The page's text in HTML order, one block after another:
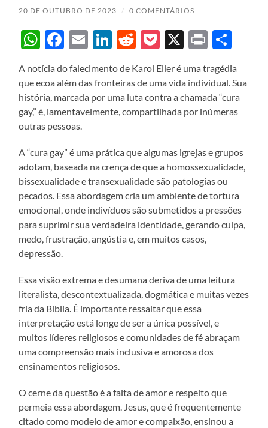
20 DE OUTUBRO DE 2023 / 0 COMENTÁRIOS
WhatsApp
Facebook
EmailLinkedIn
Reddit
Pocket
X Print
A notícia do falecimento de Karol Eller é uma tragédia
que ecoa além das fronteiras de uma vida individual. Sua
história, marcada por uma luta contra a chamada “cura
gay,” é, lamentavelmente, compartilhada por inúmeras
outras pessoas.
A “cura gay” é uma prática que algumas igrejas e grupos
adotam, baseada na crença de que a homossexualidade,
bissexualidade e transexualidade são patologias ou
pecados. Essa abordagem cria um ambiente de tortura
emocional, onde indivíduos são submetidos a pressões
para suprimir sua verdadeira identidade, gerando culpa,
medo, frustração, angústia e, em muitos casos,
depressão.
Essa visão extrema e desumana deriva de uma leitura
literalista, descontextualizada, dogmática e muitas vezes
fria da Bíblia. É importante ressaltar que essa
interpretação está longe de ser a única possível, e
muitos líderes religiosos e comunidades de fé abraçam
uma compreensão mais inclusiva e amorosa dos
ensinamentos religiosos.
O cerne da questão é a falta de amor e respeito que
permeia essa abordagem. Jesus, que é frequentemente
citado como modelo de amor e compaixão, ensinou a